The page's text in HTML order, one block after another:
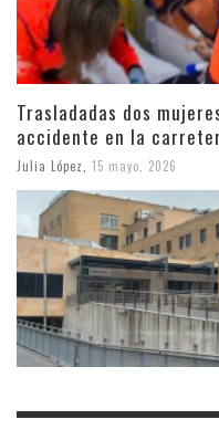
Trasladadas dos
accidente en la
Julia López 15 mayo, 2026